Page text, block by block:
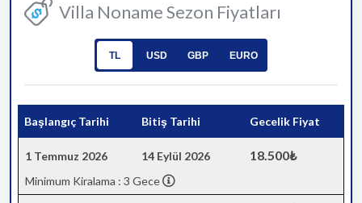
Villa Noname Sezon Fiyatları
TL USD GBP EURO
Başlangıç Tarihi Bitiş Tarihi Gecelik Fiyat
1 Temmuz 2026 14 Eylül 2026 18.500₺
Minimum Kiralama : 3 Gece